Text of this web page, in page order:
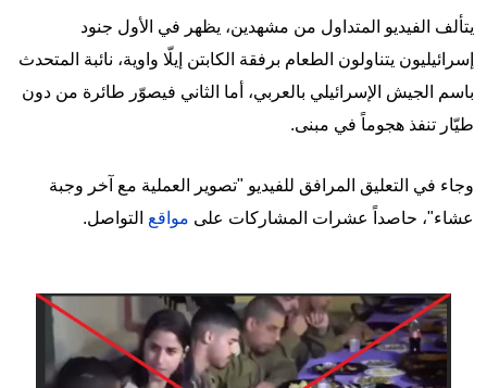
يتألف الفيديو المتداول من مشهدين، يظهر في الأول جنود
إسرائيليون يتناولون الطعام برفقة الكابتن إيلّا واوية، نائبة المتحدث
باسم الجيش الإسرائيلي بالعربي، أما الثاني فيصوّر طائرة من دون
طيّار تنفذ هجوماً في مبنى.
وجاء في التعليق المرافق للفيديو "تصوير العملية مع آخر وجبة
عشاء"، حاصداً عشرات المشاركات على مواقع التواصل.
Image